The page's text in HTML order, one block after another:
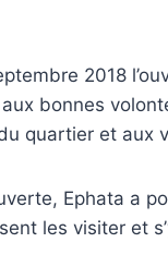
2018
bonnes
quartier et aux
Ephata a
les visiter et